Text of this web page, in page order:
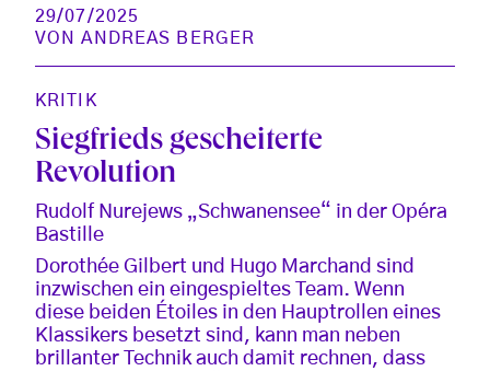
29/07/2025
VONANDREAS BERGER
KRITIK
Siegfrieds gescheiterte
Revolution
Rudolf Nurejews „Schwanensee“ in der Opéra
Bastille
Dorothée Gilbert und Hugo Marchand sind
inzwischen ein eingespieltes Team. Wenn
diese beiden Étoiles in den Hauptrollen eines
Klassikers besetzt sind, kann man neben
brillanter Technik auch damit rechnen, dass